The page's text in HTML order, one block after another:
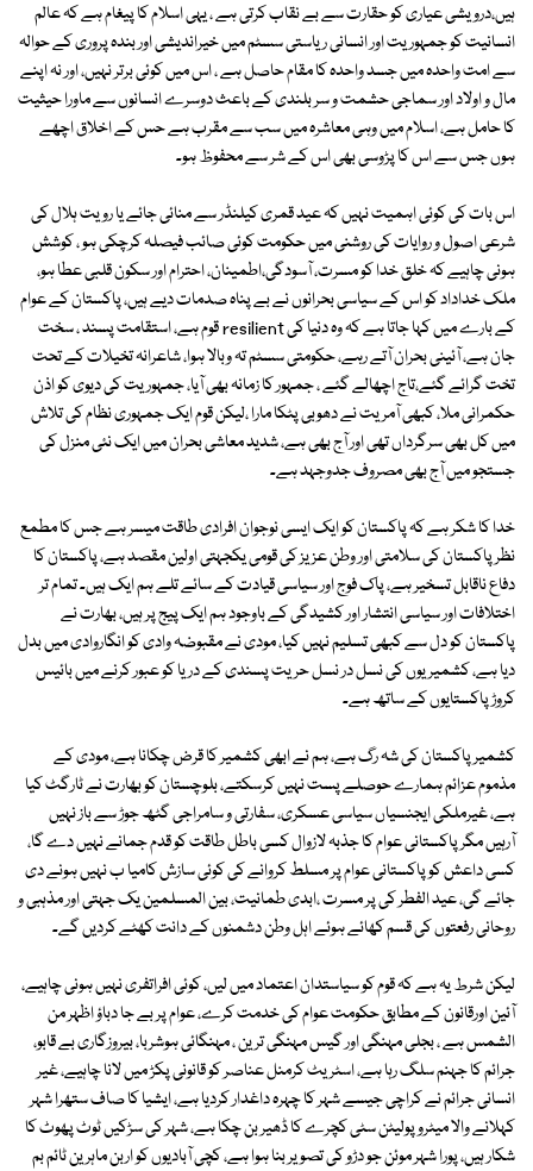
ہیں،درویشی عیاری کو حقارت سے بے نقاب کرتی ہے ، یہی اسلام کا پیغام ہے کہ عالم
انسانیت کو جمہوریت اور انسانی ریاستی سسٹم میں خیراندیشی اور بندہ پروری کے حوالہ
سے امت واحدہ میں جسد واحدہ کا مقام حاصل ہے ، اس میں کوئی برتر نہیں، اور نہ اپنے
مال و اولاد اور سماجی حشمت و سر بلندی کے باعث دوسرے انسانوں سے ماورا حیثیت
کا حامل ہے، اسلام میں وہی معاشرہ میں سب سے مقرب ہے حس کے اخلاق اچھے
ہوں جس سے اس کا پڑوسی بھی اس کے شر سے محفوظ ہو۔
اس بات کی کوئی اہمیت نہیں کہ عید قمری کیلنڈر سے منائی جائے یا رویت ہلال کی
شرعی اصول و روایات کی روشنی میں حکومت کوئی صائب فیصلہ کرچکی ہو ، کوشش
ہونی چاہیے کہ خلق خدا کو مسرت، آسودگی،اطمینان، احترام اور سکون قلبی عطا ہو،
ملک خداداد کو اس کے سیاسی بحرانوں نے بے پناہ صدمات دیے ہیں، پاکستان کے عوام
کے بارے میں کہا جاتا ہے کہ وہ دنیا کی resilient قوم ہے، استقامت پسند ، سخت
جان ہے، آئینی بحران آتے رہے، حکومتی سسٹم تہ وبالا ہوا، شاعرانہ تخیلات کے تحت
تخت گرائے گئے،تاج اچھالے گئے ، جمہور کا زمانہ بھی آیا، جمہوریت کی دیوی کو اذن
حکمرانی ملا، کبھی آمریت نے دھوبی پٹکا مارا ،لیکن قوم ایک جمہوری نظام کی تلاش
میں کل بھی سرگرداں تھی اور آج بھی ہے، شدید معاشی بحران میں ایک نئی منزل کی
جستجو میں آج بھی مصروف جدوجہد ہے۔
خدا کا شکر ہے کہ پاکستان کو ایک ایسی نوجوان افرادی طاقت میسر ہے جس کا مطمع
نظر پاکستان کی سلامتی اور وطن عزیز کی قومی یکجہتی اولین مقصد ہے، پاکستان کا
دفاع ناقابل تسخیر ہے، پاک فوج اور سیاسی قیادت کے سائے تلے ہم ایک ہیں۔ تمام تر
اختلافات اور سیاسی انتشار اور کشیدگی کے باوجود ہم ایک پیج پر ہیں، بھارت نے
پاکستان کو دل سے کبھی تسلیم نہیں کیا، مودی نے مقبوضہ وادی کو انگاروادی میں بدل
دیا ہے، کشمیریوں کی نسل در نسل حریت پسندی کے دریا کو عبور کرنے میں بائیس
کروڑ پاکستایوں کے ساتھ ہے۔
کشمیر پاکستان کی شہ رگ ہے، ہم نے ابھی کشمیر کا قرض چکانا ہے، مودی کے
مذموم عزائم ہمارے حوصلے پست نہیں کرسکتے، بلوچستان کو بھارت نے ٹارگٹ کیا
ہے، غیرملکی ایجنسیاں سیاسی عسکری، سفارتی و سامراجی گٹھ جوڑ سے باز نہیں
آرہیں مگر پاکستانی عوام کا جذبہ لازوال کسی باطل طاقت کو قدم جمانے نہیں دے گا،
کسی داعش کو پاکستانی عوام پر مسلط کروانے کی کوئی سازش کامیا ب نہیں ہونے دی
جائے گی، عید الفطر کی پر مسرت ،ابدی طمانیت، بین المسلمین یک جہتی اور مذہبی و
روحانی رفعتوں کی قسم کھائے ہوئے اہل وطن دشمنوں کے دانت کھٹے کردیں گے۔
لیکن شرط یہ ہے کہ قوم کو سیاستدان اعتماد میں لیں، کوئی افراتفری نہیں ہونی چاہیے،
آئین اورقانون کے مطابق حکومت عوام کی خدمت کرے، عوام پر بے جا دباؤ اظہر من
الشمس ہے ، بجلی مہنگی اور گیس مہنگی ترین ، مہنگائی ہوشربا، بیروزگاری بے قابو،
جرائم کا جہنم سلگ رہا ہے، اسٹریٹ کرمنل عناصر کو قانونی پکڑ میں لانا چاہیے، غیر
انسانی جرائم نے کراچی جیسے شہر کا چہرہ داغدار کردیا ہے، ایشیا کا صاف ستھرا شہر
کہلانے والا میٹروپولیٹن سٹی کچرے کا ڈھیر بن چکا ہے، شہر کی سڑکیں ٹوٹ پھوٹ کا
شکار ہیں، پورا شہر موئن جو دڑو کی تصویر بنا ہوا ہے، کچی آبادیوں کو اربن ماہرین ٹائم بم